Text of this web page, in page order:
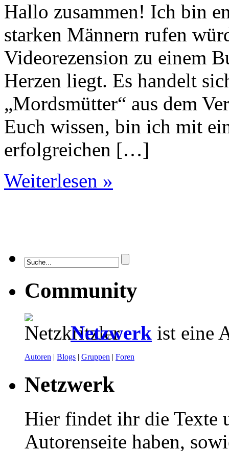
Hallo zusammen! Ich bin
starken Männern rufen
Videorezension zu einem
Herzen liegt. Es handelt
„Mordsmütter“ aus dem
Euch wissen, bin ich mit
erfolgreichen […]
Weiterlesen »
Community
Netzwerk ist eine
Autoren | Blogs | Gruppen | Foren
Netzwerk
Hier findet ihr die Texte
Autorenseite haben,